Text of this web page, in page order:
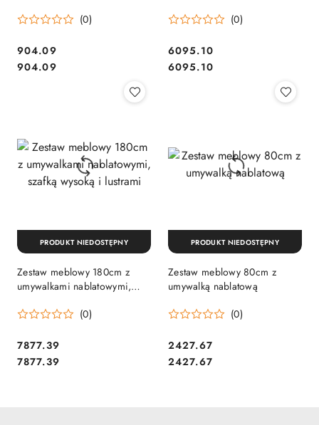
(0)
Cena:
904.09
Cena:
904.09
120cm
(0)
Cena:
6095.10
Cena:
6095.10
Zestaw meblowy 180cm z
umywalkami nablatowymi,
(0)
Cena:
7877.39
Cena:
7877.39
PRODUKT NIEDOSTĘPNY
Zestaw meblowy 80cm z
umywalką nablatową
(0)
Cena:
2427.67
Cena:
2427.67
PRODUKT NIEDOSTĘPNY